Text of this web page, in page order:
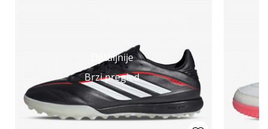
Detaljnije
Brzi pregled